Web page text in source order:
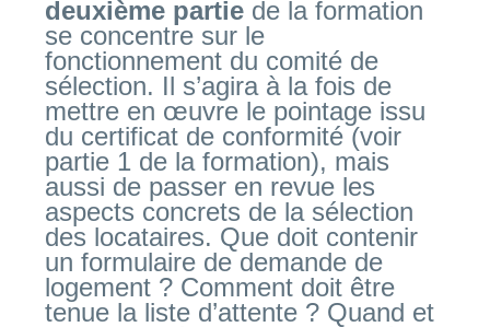
deuxième partie de la formation
se concentre sur le
fonctionnement du comité de
sélection. Il s’agira à la fois de
mettre en œuvre le pointage issu
du certificat de conformité (voir
partie 1 de la formation), mais
aussi de passer en revue les
aspects concrets de la sélection
des locataires. Que doit contenir
un formulaire de demande de
logement ? Comment doit être
tenue la liste d’attente ? Quand et